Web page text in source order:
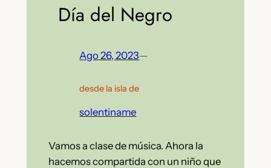
Día del Negro
Ago 26, 2023—
desde la isla de
solentiname
Vamos a clase de música. Ahora la
hacemos compartida con un niño que